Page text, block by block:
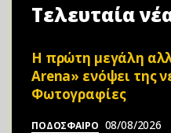
Τελευταία
Η πρώτη μεγάλη
Arena» ενόψει της
Φωτoγραφίες
ΠΟΔΟΣΦΑΙΡΟ 08/08/2026